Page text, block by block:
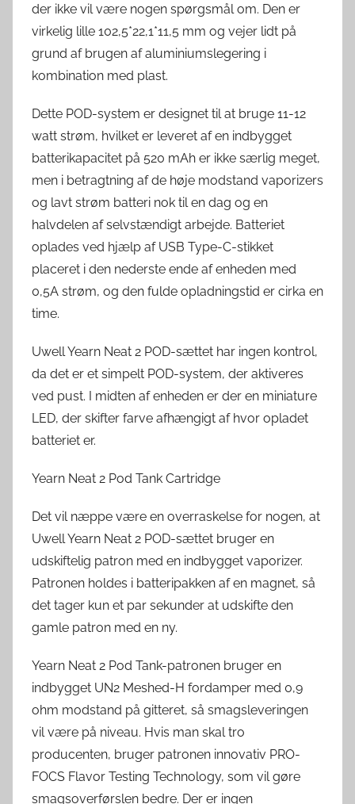
der ikke vil være nogen spørgsmål om. Den er
virkelig lille 102,5*22,1*11,5 mm og vejer lidt på
grund af brugen af aluminiumslegering i
kombination med plast.
Dette POD-system er designet til at bruge 11-12
watt strøm, hvilket er leveret af en indbygget
batterikapacitet på 520 mAh er ikke særlig meget,
men i betragtning af de høje modstand vaporizers
og lavt strøm batteri nok til en dag og en
halvdelen af selvstændigt arbejde. Batteriet
oplades ved hjælp af USB Type-C-stikket
placeret i den nederste ende af enheden med
0,5A strøm, og den fulde opladningstid er cirka en
time.
Uwell Yearn Neat 2 POD-sættet har ingen kontrol,
da det er et simpelt POD-system, der aktiveres
ved pust. I midten af enheden er der en miniature
LED, der skifter farve afhængigt af hvor opladet
batteriet er.
Yearn Neat 2 Pod Tank Cartridge
Det vil næppe være en overraskelse for nogen, at
Uwell Yearn Neat 2 POD-sættet bruger en
udskiftelig patron med en indbygget vaporizer.
Patronen holdes i batteripakken af en magnet, så
det tager kun et par sekunder at udskifte den
gamle patron med en ny.
Yearn Neat 2 Pod Tank-patronen bruger en
indbygget UN2 Meshed-H fordamper med 0,9
ohm modstand på gitteret, så smagsleveringen
vil være på niveau. Hvis man skal tro
producenten, bruger patronen innovativ PRO-
FOCS Flavor Testing Technology, som vil gøre
smagsoverførslen bedre. Der er ingen